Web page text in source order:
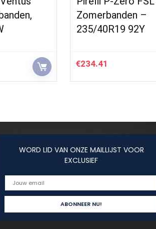
Zomerbanden –
235/40R19 92Y
€234.41
WORD LID VAN ONZE MAILLIJST VOOR
EXCLUSIEF